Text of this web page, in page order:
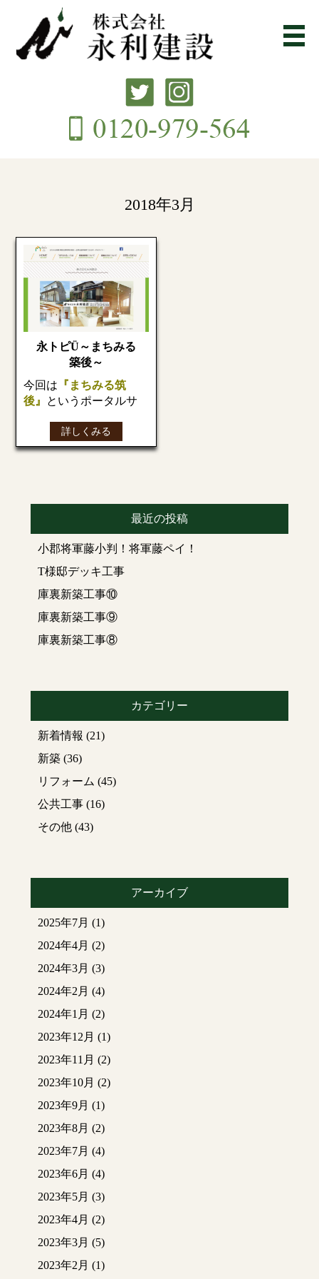
2018年3月
永トピÜ～まちみる
築後～
今回は 『まちみる筑
後』 というポータルサ
そちらに弊社の情報が
掲載されたのでご興味
『まちみる筑後』と
は。。。
まちみるは地元の「商
店」や「会社」を探せ
ポータルサイト（イン
ターネットの玄関口と
市・東峰村」です。
企業様からの協賛によ
り運営しております。
ホームページから抜粋
☟
筑後北部地域でお店を
索してみてください
詳しくみる
最近の投稿
小郡将軍藤小判！将軍藤ペイ！
T様邸デッキ工事
庫裏新築工事⑩
庫裏新築工事⑨
庫裏新築工事⑧
カテゴリー
新着情報 (21)
新築(36)
リフォーム (45)
公共工事(16)
その他(43)
アーカイブ
2025年7月 (1)
2024年4月 (2)
2024年3月 (3)
2024年2月 (4)
2024年1月 (2)
2023年12月 (1)
2023年11月 (2)
2023年10月 (2)
2023年9月 (1)
2023年8月 (2)
2023年7月 (4)
2023年6月 (4)
2023年5月 (3)
2023年4月 (2)
2023年3月 (5)
2023年2月 (1)